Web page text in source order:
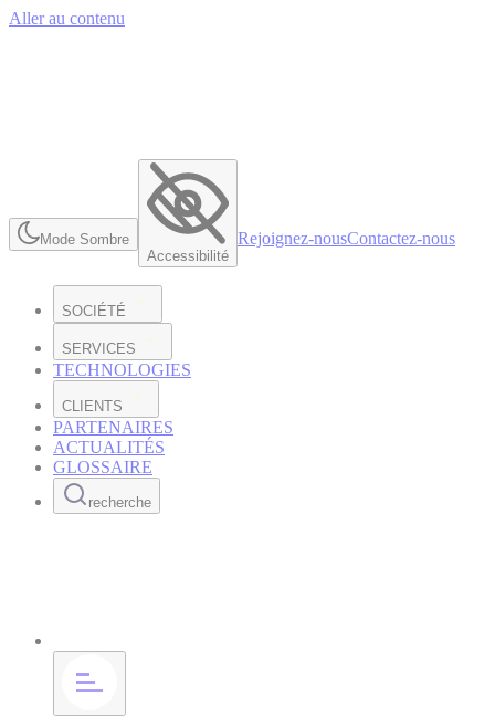
Aller au contenu
Mode Sombre
Accessibilité
Rejoignez-nousContactez-nous
SOCIÉTÉ
SERVICES
TECHNOLOGIES
CLIENTS
PARTENAIRES
ACTUALITÉS
GLOSSAIRE
recherche